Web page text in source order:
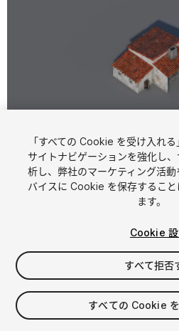
1 /4
$5
消費税は決済時に計算されます
「すべての Cookie を受け入れる
サイトナビゲーションを強化し
析し、弊社のマーケティング活
バイスに Cookie を保存すること
ます。
Cookie 設
すべて拒否
すべての Cookie